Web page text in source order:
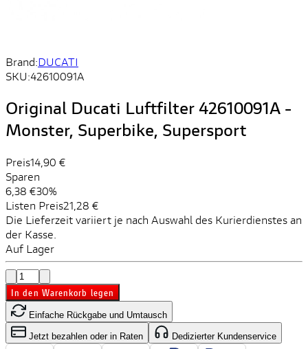
Brand:DUCATI
SKU:42610091A
Original Ducati Luftfilter 42610091A -
Monster, Superbike, Supersport
Preis14,90 €
Sparen
6,38 €30%
Listen Preis21,28 €
Die Lieferzeit variiert je nach Auswahl des Kurierdienstes an
der Kasse.
Auf Lager
In den Warenkorb legen
Einfache Rückgabe und Umtausch
Jetzt bezahlen oder in Raten Dedizierter Kundenservice